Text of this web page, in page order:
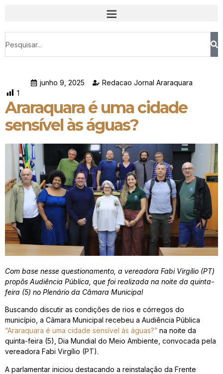
junho 9, 2025
Redacao Jornal Araraquara
1
Araraquara é uma cidade
sensível às águas?
Com base nesse questionamento, a vereadora Fabi Virgílio (PT)
propôs Audiência Pública, que foi realizada na noite da quinta-
feira (5) no Plenário da Câmara Municipal
Buscando discutir as condições de rios e córregos do
município, a Câmara Municipal recebeu a Audiência Pública
“Araraquara é uma cidade sensível às águas?” na noite da
quinta-feira (5), Dia Mundial do Meio Ambiente, convocada pela
vereadora Fabi Virgílio (PT).
A parlamentar iniciou destacando a reinstalação da Frente